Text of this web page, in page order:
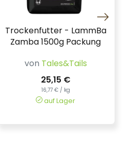
Trockenfutter - LammBa
Zamba 1500g Packung
von Tales&Tails
25,15 €
16,77 € / kg
auf Lager